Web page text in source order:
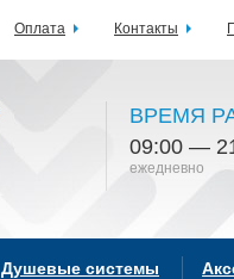
ВРЕМЯ
09:00 —
ежедневно
Душевые системы
Оплата Контакты